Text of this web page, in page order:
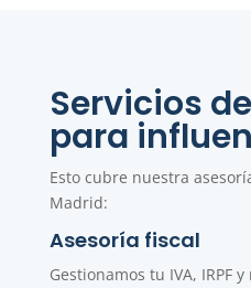
Servicios
para
Esto cubre nuestra
Madrid:
Asesoría fiscal
Gestionamos tu IVA, IRPF